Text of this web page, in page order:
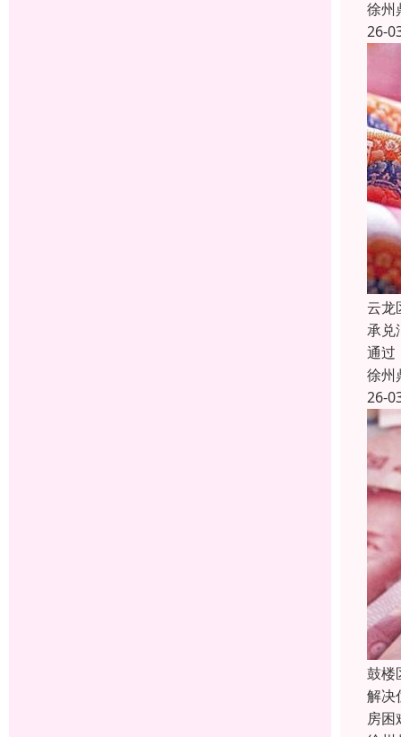
徐州
26-
云龙
承兑
通过
徐州
26-
鼓楼
解决
房